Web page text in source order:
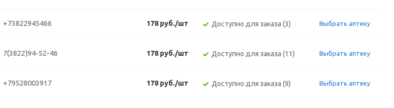
+73822945466 178 руб./шт Доступно для заказа (3) Выбрать аптеку
7(3822)94-52-46 178 руб./шт Доступно для заказа (11) Выбрать аптеку
+79528003917 178 руб./шт Доступно для заказа (9) Выбрать аптеку